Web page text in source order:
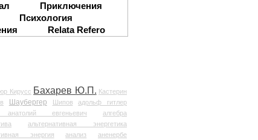
Приключения
Психология
Relata Refero
Кирусс Бахарев Ю.П. Кастерин
Шаубергер Шипов
адольф гитлер
евгеньевич
алгебра
альтернативная энергетика
энергия
анализ аненербе